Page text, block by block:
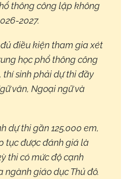
thông công lập không
2027.
điều kiện tham gia xét
học phổ thông công
sinh phải dự thi đầy
văn, Ngoại ngữ và
dự thi gần 125.000 em,
tục được đánh giá là
thi có mức độ cạnh
ngành giáo dục Thủ đô.